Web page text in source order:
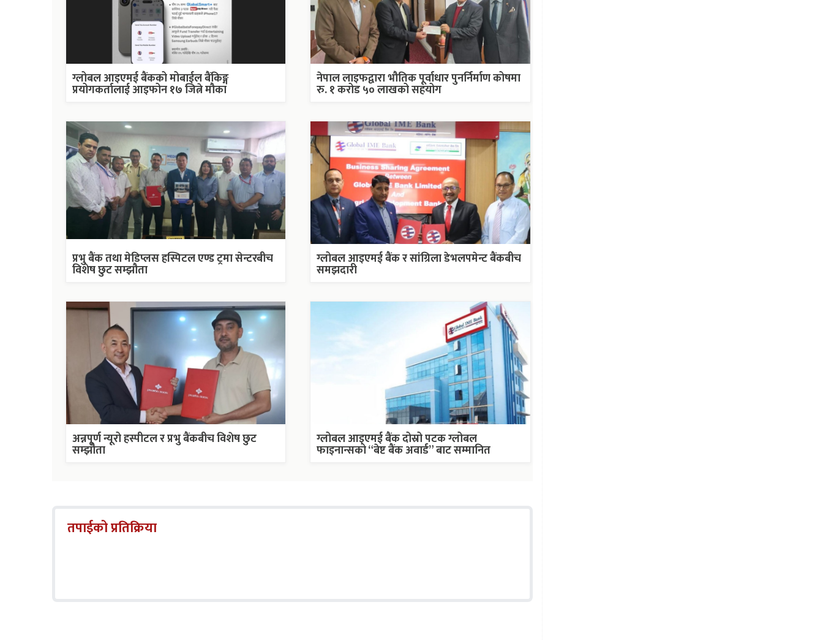
ग्लोबल आइएमई बैंकको मोबाईल बैंकिङ्ग
प्रयोगकर्तालाई आइफोन १७ जित्ने मौका
नेपाल लाइफद्वारा भौतिक पूर्वाधार पुनर्निर्माण कोषमा
रु. १ करोड ५० लाखको सहयोग
प्रभु बैंक तथा मेडिप्लस हस्पिटल एण्ड ट्रमा सेन्टरबीच
विशेष छुट सम्झौता
ग्लोबल आइएमई बैंक र सांग्रिला डेभलपमेन्ट बैंकबीच
समझदारी
अन्नपूर्ण न्यूरो हस्पीटल र प्रभु बैंकबीच विशेष छुट
सम्झौता
ग्लोबल आइएमई बैंक दोस्रो पटक ग्लोबल
फाइनान्सको “बेष्ट बैंक अवार्ड” बाट सम्मानित
तपाईको प्रतिक्रिया